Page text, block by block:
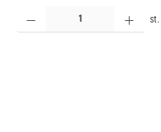
Produktkvantitet: Ange önskat belopp
st.